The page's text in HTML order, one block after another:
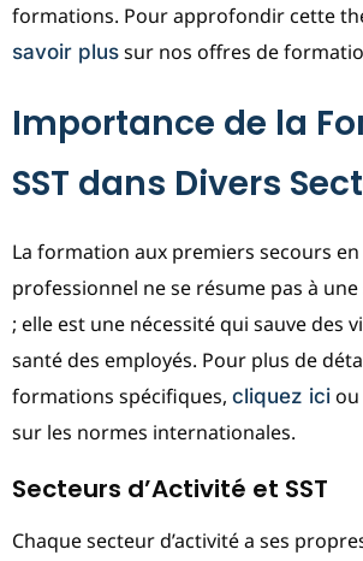
formations. Pour approfondir cette
savoir plus sur nos offres de
Importance de la
SST dans Divers
La formation aux premiers secours
professionnel ne se résume pas à
; elle est une nécessité qui sauve des
santé des employés. Pour plus de
formations spécifiques, cliquez ici ou
sur les normes internationales.
Secteurs d’Activité et SST
Chaque secteur d’activité a ses